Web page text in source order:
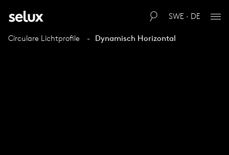
SWE · DE
Circulare Lichtprofile Dynamisch Horizontal